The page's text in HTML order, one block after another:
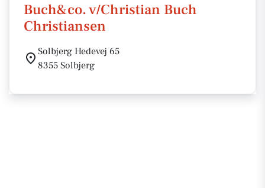
Buch&co. v/Christian Buch
Christiansen
Solbjerg Hedevej 65
8355 Solbjerg